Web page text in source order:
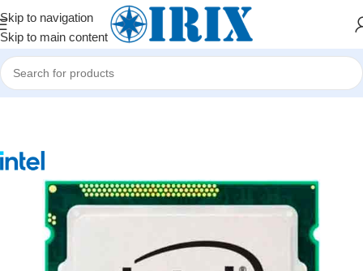
Skip to navigation
Skip to main content
Home/Shop/Kompüter hissələri/Prosessorlar